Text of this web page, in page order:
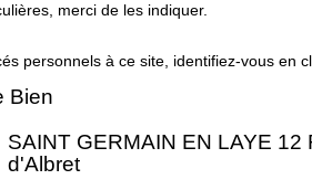
merci de les indiquer.
personnels à ce site, identifiez-vous en
Bien
SAINT GERMAIN EN LAYE
d'Albret